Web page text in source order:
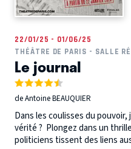
22/01/25 - 01/06/25
THÉÂTRE DE PARIS - SALLE
Le journal
de Antoine BEAUQUIER
Dans les coulisses du
vérité ? Plongez dans un
politiciens tissent des liens